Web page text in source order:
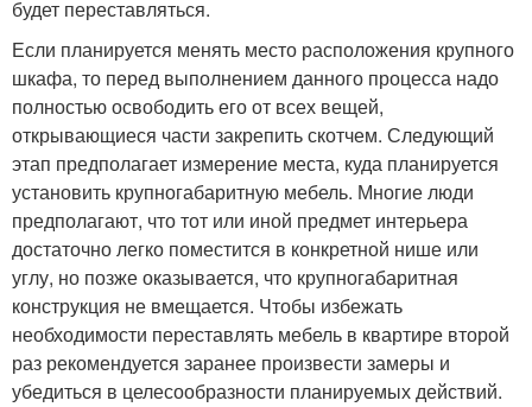
будет переставляться.
Если планируется менять место расположения крупного
шкафа, то перед выполнением данного процесса надо
полностью освободить его от всех вещей,
открывающиеся части закрепить скотчем. Следующий
этап предполагает измерение места, куда планируется
установить крупногабаритную мебель. Многие люди
предполагают, что тот или иной предмет интерьера
достаточно легко поместится в конкретной нише или
углу, но позже оказывается, что крупногабаритная
конструкция не вмещается. Чтобы избежать
необходимости переставлять мебель в квартире второй
раз рекомендуется заранее произвести замеры и
убедиться в целесообразности планируемых действий.